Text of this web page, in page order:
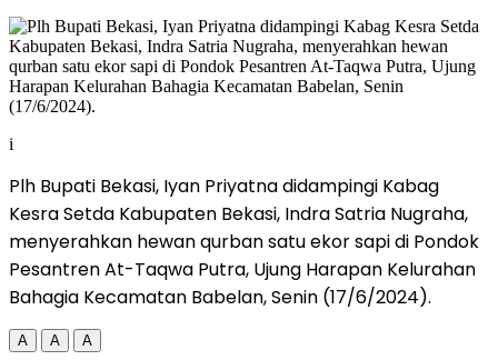
i
Plh Bupati Bekasi, Iyan Priyatna didampingi Kabag
Kesra Setda Kabupaten Bekasi, Indra Satria Nugraha,
menyerahkan hewan qurban satu ekor sapi di Pondok
Pesantren At-Taqwa Putra, Ujung Harapan Kelurahan
Bahagia Kecamatan Babelan, Senin (17/6/2024).
A A A